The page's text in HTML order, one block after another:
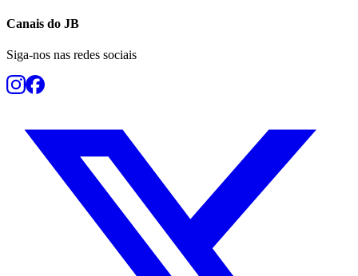
Canais do JB
Siga-nos nas redes sociais